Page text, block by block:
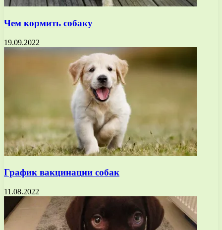
Чем кормить собаку
19.09.2022
График вакцинации собак
11.08.2022